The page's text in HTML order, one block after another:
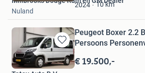
Favorieten2024 10 km
Nuland
Bewaren
in
Mijn
Peugeot Boxer 2.2
Persoons
€ 19.500,-